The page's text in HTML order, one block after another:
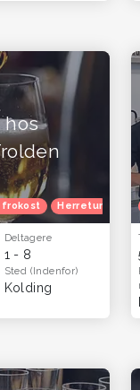
hos
Herretur
Deltagere
1 - 8
Sted (Indenfor)
Kolding